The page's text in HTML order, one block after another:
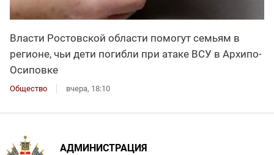
Власти Ростовской области помогут семьям в
регионе, чьи дети погибли при атаке ВСУ в Архипо-
Осиповке
Общество вчера, 18:10
АДМИНИСТРАЦИЯ